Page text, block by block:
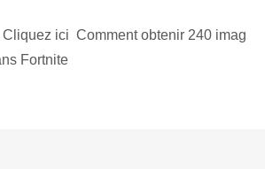
ici Comment obtenir 240 imag
Fortnite